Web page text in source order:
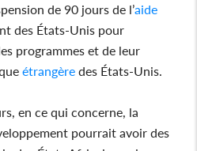
de 90 jours de l’aide
des États-Unis pour
programmes et de leur
étrangère des États-Unis.
en ce qui concerne, la
pourrait avoir des